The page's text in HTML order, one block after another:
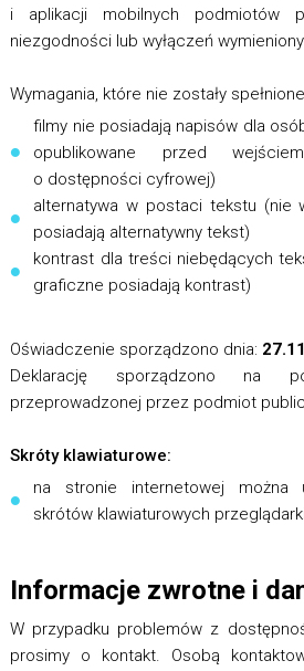
i aplikacji mobilnych podmiotów
niezgodności lub wyłączeń
Wymagania, które nie zostały
filmy nie posiadają napisów dla
opublikowane przed
o dostępności cyfrowej)
alternatywa w postaci tekstu (nie
posiadają alternatywny tekst)
kontrast dla treści niebędących
graficzne posiadają kontrast)
Oświadczenie sporządzono dnia:
Deklarację sporządzono na
przeprowadzonej przez podmiot
Skróty klawiaturowe:
na stronie internetowej można
skrótów klawiaturowych
Informacje zwrotne i
W przypadku problemów z
prosimy o kontakt. Osobą